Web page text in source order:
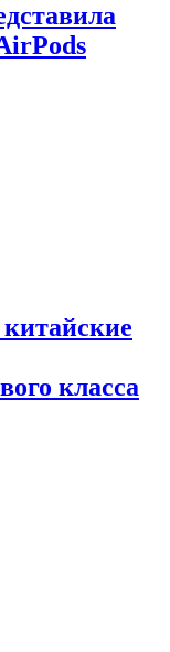
класса